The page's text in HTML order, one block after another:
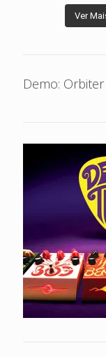
Ver
Demo: